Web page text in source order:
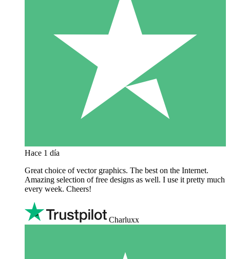
Hace 1 día
Great choice of vector graphics. The best on the Internet.
Amazing selection of free designs as well. I use it pretty much
every week. Cheers!
Charluxx